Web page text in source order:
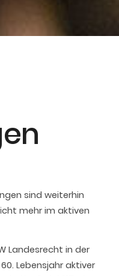
sind weiterhin
mehr im aktiven
Landesrecht in der
Lebensjahr aktiver